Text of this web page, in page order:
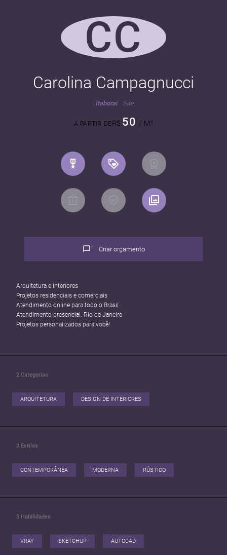
CC
Carolina Campagnucci
Itaboraí Site
A PARTIR DER$ 50 / M²
Criar orçamento
Arquitetura e Interiores
Projetos residenciais e comerciais
Atendimento online para todo o Brasil
Atendimento presencial: Rio de Janeiro
Projetos personalizados para você!
2 Categorias
ARQUITETURA DESIGN DE INTERIORES
3 Estilos
CONTEMPORÂNEA MODERNA RÚSTICO
3 Habilidades
VRAY SKETCHUP AUTOCAD